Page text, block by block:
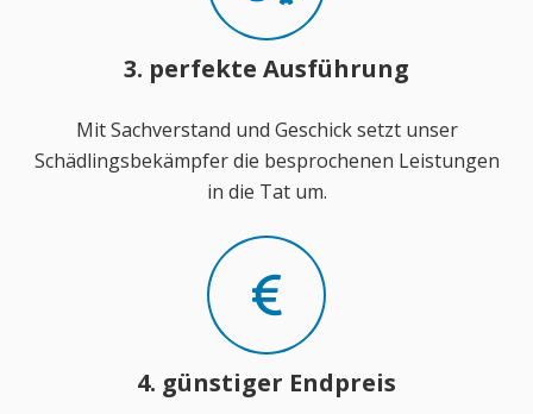
3. perfekte Ausführung
Mit Sachverstand und Geschick setzt unser
Schädlingsbekämpfer die besprochenen Leistungen
in die Tat um.
4. günstiger Endpreis